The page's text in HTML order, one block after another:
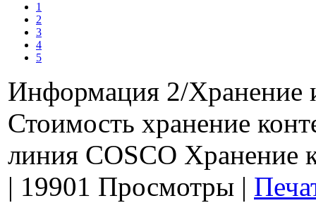
1
2
3
4
5
Информация 2/Хранение
Стоимость хранение
линия COSCO Хранение
| 19901 Просмотры |